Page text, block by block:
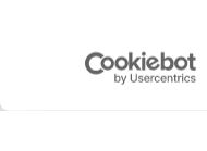
2026 TABAKALERA.